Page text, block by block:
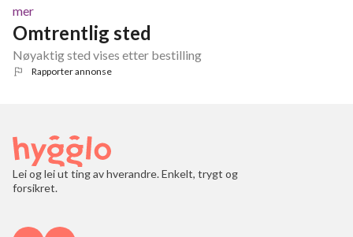
mer
Omtrentlig sted
Nøyaktig sted vises etter bestilling
Rapporter annonse
Lei og lei ut ting av hverandre. Enkelt, trygt og
forsikret.